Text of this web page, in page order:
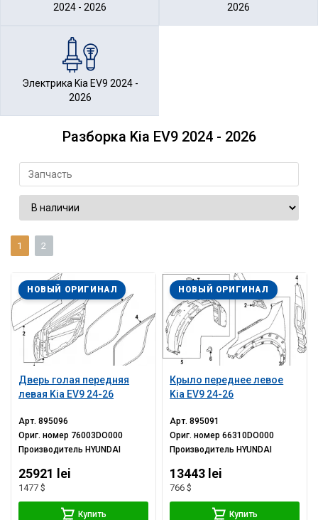
2024 - 2026
2026
Электрика Kia EV9 2024 -
2026
Разборка Kia EV9 2024 - 2026
1 2
Дверь голая передняя
левая Kia EV9 24-26
НОВЫЙ ОРИГИНАЛ
Арт.895096
Ориг. номер 76003DO000
Производитель HYUNDAI
25921 lei
1477 $
Купить
Крыло переднее левое
Kia EV9 24-26
НОВЫЙ ОРИГИНАЛ
Арт.895091
Ориг. номер66310DO000
Производитель HYUNDAI
13443 lei
766 $
Купить